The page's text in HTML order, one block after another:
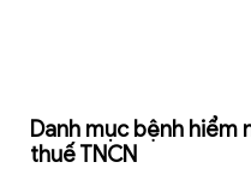
Danh mục bệnh
thuế TNCN